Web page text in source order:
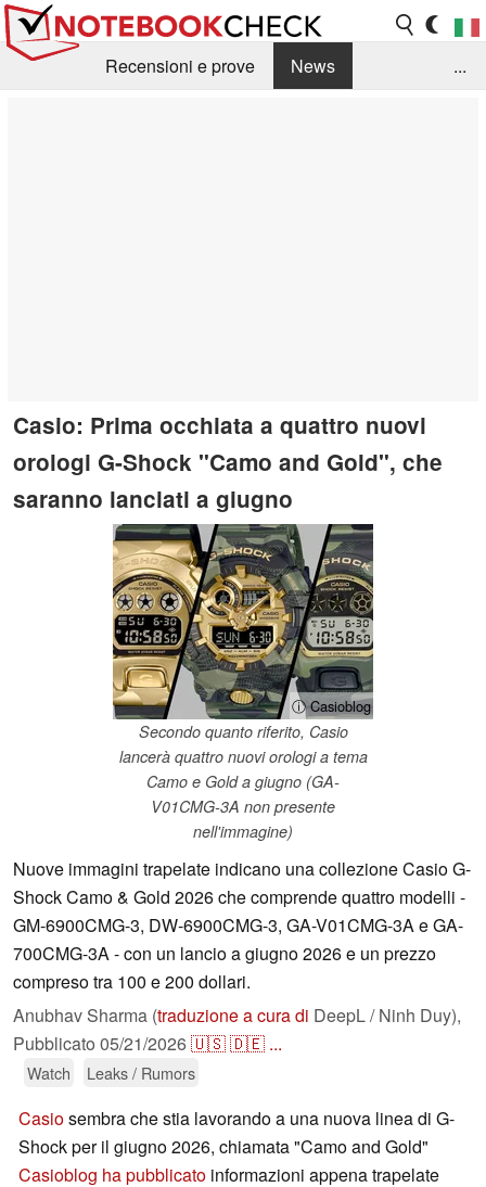
Recensioni e prove
News
...
Casio: Prima occhiata a quattro nuovi
orologi G-Shock "Camo and Gold", che
saranno lanciati a giugno
ⓘ Casioblog
Secondo quanto riferito, Casio
lancerà quattro nuovi orologi a tema
Camo e Gold a giugno (GA-
V01CMG-3A non presente
nell'immagine)
Nuove immagini trapelate indicano una collezione Casio G-
Shock Camo & Gold 2026 che comprende quattro modelli -
GM-6900CMG-3, DW-6900CMG-3, GA-V01CMG-3A e GA-
700CMG-3A - con un lancio a giugno 2026 e un prezzo
compreso tra 100 e 200 dollari.
Anubhav Sharma (traduzione a cura di DeepL / Ninh Duy),
Pubblicato 05/21/2026🇺🇸🇩🇪 ...
Watch Leaks / Rumors
Casiosembra che stia lavorando a una nuova linea di G-
Shock per il giugno 2026, chiamata "Camo and Gold"
Casioblog ha pubblicato informazioni appena trapelate